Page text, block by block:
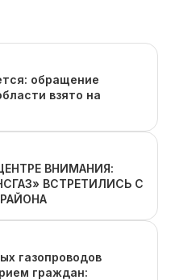
обращение
взято на
ВНИМАНИЯ:
ВСТРЕТИЛИСЬ С
газопроводов
граждан: